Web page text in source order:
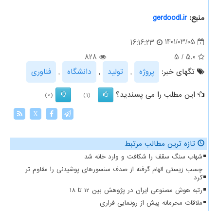
منبع:gerdoodl.ir
1401/03/05
16:16:23
5.0
/
5
828
تگهای خبر:
پروژه , تولید , دانشگاه ,
فناوری
این مطلب را می پسندید؟
(1)
(0)
X
تازه ترین مطالب مرتبط
شهاب سنگ سقف را شکافت و وارد خانه شد
چسب زیستی الهام گرفته از صدف سنسورهای پوشیدنی را مقاوم تر
کرد
رتبه هوش مصنوعی ایران در پژوهش بین 12 تا 18
ملاقات محرمانه پیش از رونمایی فراری